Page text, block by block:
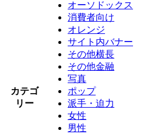
カテゴ
リー
オーソドックス
消費者向け
オレンジ
サイト内バナー
その他横長
その他金融
写真
ポップ
派手・迫力
女性
男性